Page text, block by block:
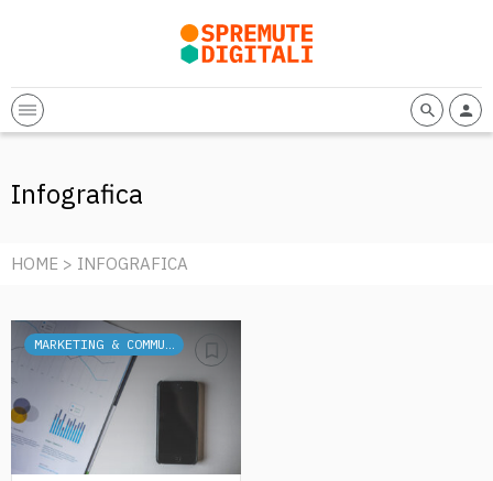
Infografica
HOME > INFOGRAFICA
MARKETING & COMMUNICATION